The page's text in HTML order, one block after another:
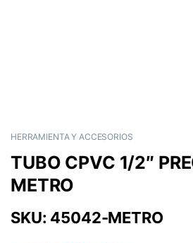
HERRAMIENTA Y ACCESORIOS
TUBO CPVC 1/2″
METRO
SKU: 45042-METRO